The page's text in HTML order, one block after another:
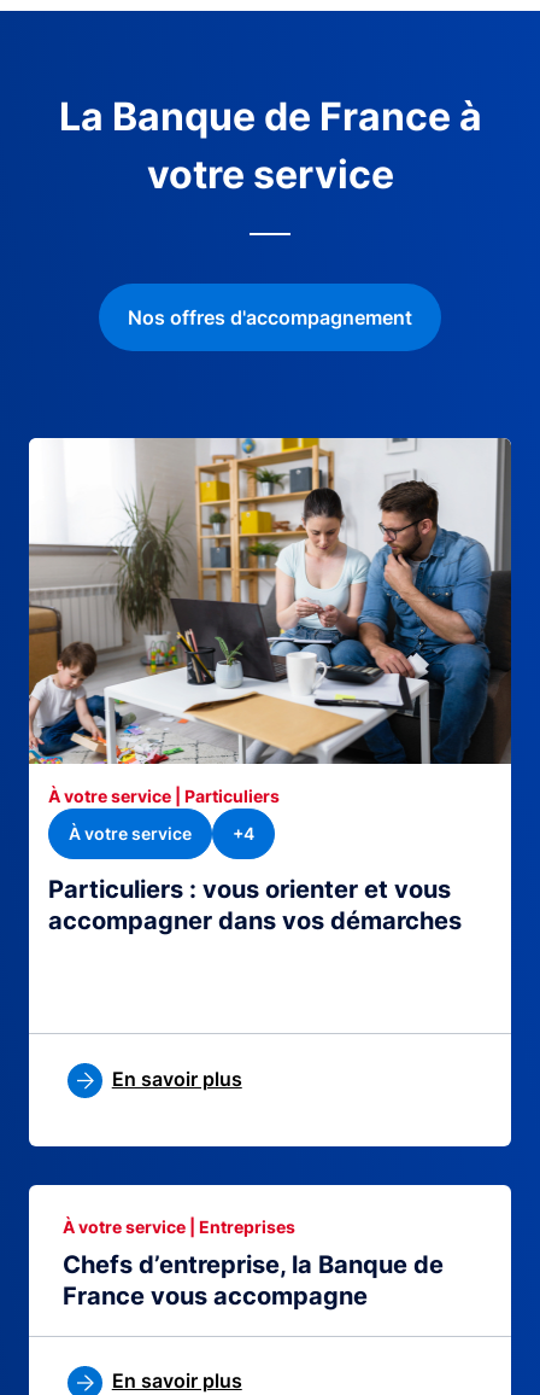
La Banque de France à
votre service
Nos offres d'accompagnement
Particuliers : vous orienter et vous
accompagner dans vos démarches
À votre service | Particuliers
À votre service
+4
En savoir plus
Chefs d’entreprise, la Banque de
France vous accompagne
À votre service | Entreprises
En savoir plus